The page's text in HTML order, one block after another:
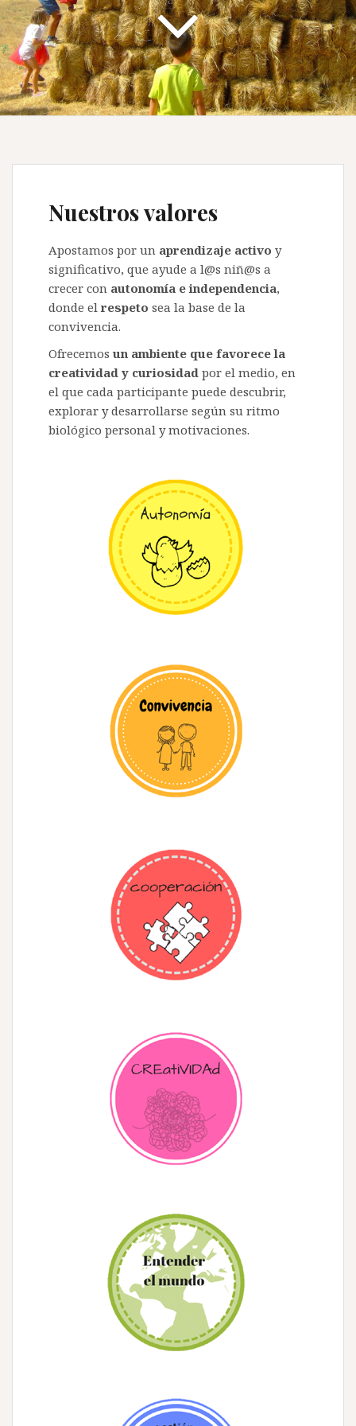
Nuestros valores
Apostamos por un aprendizaje activo y
significativo, que ayude a l@s niñ@s a
crecer con autonomía e independencia,
donde elrespeto sea la base de la
convivencia.
Ofrecemos un ambiente que favorece la
creatividad y curiosidad por el medio, en
el que cada participante puede descubrir,
explorar y desarrollarse según su ritmo
biológico personal y motivaciones.